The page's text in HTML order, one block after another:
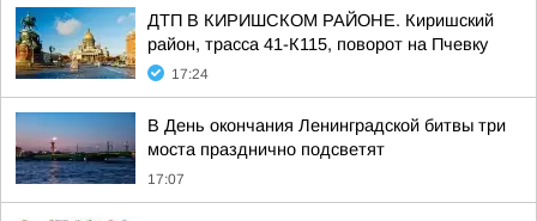
ДТП В КИРИШСКОМ РАЙОНЕ. Киришский
район, трасса 41-К115, поворот на Пчевку
17:24
В День окончания Ленинградской битвы три
моста празднично подсветят
17:07